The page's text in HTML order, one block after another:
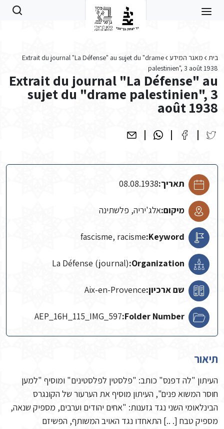
בית מאגר המידע
Extrait du journal "La Défense" au sujet du "drame
palestinien", 3 août 1938
Extrait du journal "La Défense" au
sujet du "drame palestinien", 3
août 1938
תאריך:08.08.1938
מיקום:אלג'יריה, פלשתינה
Keyword:
fascisme, racisme
Organization:
La Défense (journal)
שם ארכיון:Aix-en-Provence
Folder Number:
AEP_16H_115_IMG_597
תיאור
העיתון "לה דפנס" כותב: "פלסטין לפלסטינים" ומוסיף "למען
חוסר המשוא פנים", העיתון מוסיף את הערעור של הקונגרס
הבינלאומי השני נגד גזענות: "אחים יהודים וערבים, מספיק שנאה,
מספיק טבח [. ..] התאחדו נגד האויב המשותף, הפשיזם